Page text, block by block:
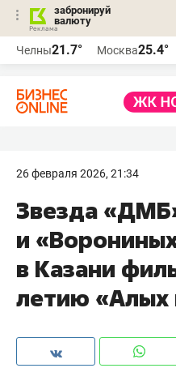
забронируй
валюту
Челны21.7° Москва25.4°
26 февраля 2026, 21:34
Звезда
и
в Казани
летию «Алых